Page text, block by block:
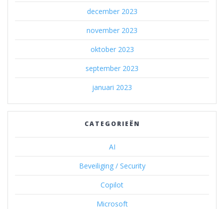
december 2023
november 2023
oktober 2023
september 2023
januari 2023
CATEGORIEËN
AI
Beveiliging / Security
Copilot
Microsoft